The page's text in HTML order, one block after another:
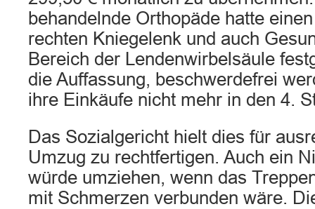
behandelnde Orthopäde hatte
rechten Kniegelenk und auch
Bereich der Lendenwirbelsäule
die Auffassung, beschwerdefrei
ihre Einkäufe nicht mehr in den 4.
Das Sozialgericht hielt dies für
Umzug zu rechtfertigen. Auch ein
würde umziehen, wenn das
mit Schmerzen verbunden wäre.